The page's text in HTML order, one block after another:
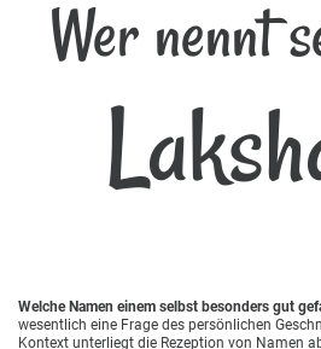
Wer nennt
Welche Namen einem selbst besonders gut
wesentlich eine Frage des persönlichen
Kontext unterliegt die Rezeption von Namen